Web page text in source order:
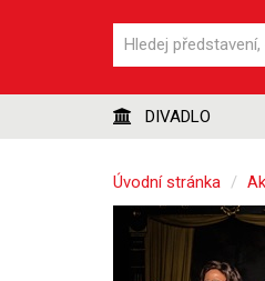
DIVADLO
Úvodní stránka